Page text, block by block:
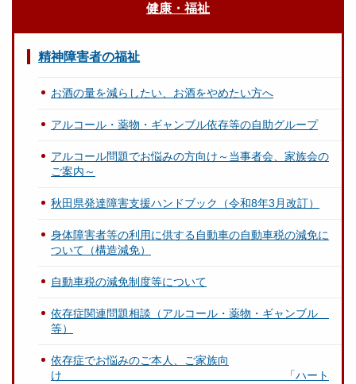
健康・福祉
精神障害者の福祉
お酒の量を減らしたい、お酒をやめたい方へ
アルコール・薬物・ギャンブル依存等の自助グループ
アルコール問題でお悩みの方向け～当事者会、家族会の
ご案内～
秋田県発達障害支援ハンドブック（令和8年3月改訂）
身体障害者等の利用に供する自動車の自動車税の減免に
ついて（構造減免）
自動車税の減免制度等について
依存症関連問題相談（アルコール・薬物・ギャンブル
等）
依存症でお悩みのご本人、ご家族向
け 「ハート